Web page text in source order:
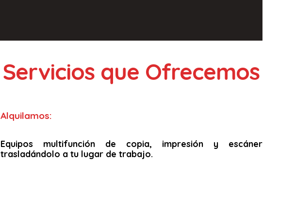
Servicios que Ofrecemos
Alquilamos:
Equipos multifunción de copia, impresión y escáner
trasladándolo a tu lugar de trabajo.